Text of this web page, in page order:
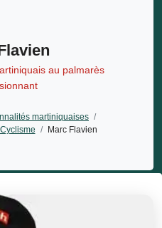
au palmarès
martiniquaises /
Cyclisme / Marc Flavien